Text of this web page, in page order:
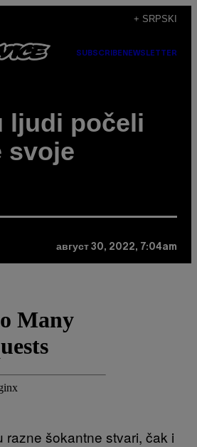
+ SRPSKI
SUBSCRIBE NEWSLETTER
ljudi počeli
svoje
август 30, 2022, 7:04am
razne šokantne stvari, čak i